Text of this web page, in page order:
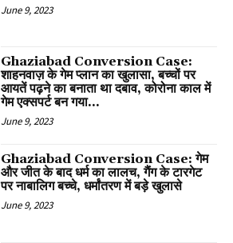
June 9, 2023
Ghaziabad Conversion Case:
शाहनवाज़ के गेम प्लान का खुलासा, बच्चों पर
आयतें पढ़ने का बनाता था दबाव, कोरोना काल में
गेम एक्सपर्ट बन गया...
June 9, 2023
Ghaziabad Conversion Case: गेम
और जीत के बाद धर्म का लालच, गैंग के टारगेट
पर नाबालिग बच्चे, धर्मांतरण में बड़े खुलासे
June 9, 2023